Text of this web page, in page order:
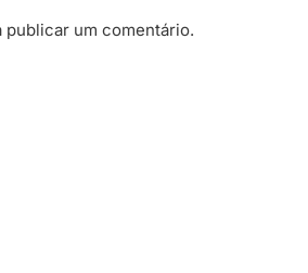
publicar um comentário.